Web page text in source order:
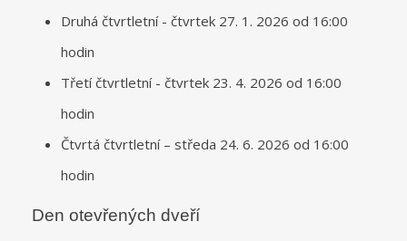
Druhá čtvrtletní - čtvrtek 27. 1. 2026 od 16:00
hodin
Třetí čtvrtletní - čtvrtek 23. 4. 2026 od 16:00
hodin
Čtvrtá čtvrtletní – středa 24. 6. 2026 od 16:00
hodin
Den otevřených dveří